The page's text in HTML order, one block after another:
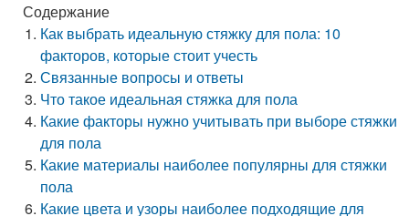
Содержание
Как выбрать идеальную стяжку для пола: 10
факторов, которые стоит учесть
Связанные вопросы и ответы
Что такое идеальная стяжка для пола
Какие факторы нужно учитывать при выборе стяжки
для пола
Какие материалы наиболее популярны для стяжки
пола
Какие цвета и узоры наиболее подходящие для